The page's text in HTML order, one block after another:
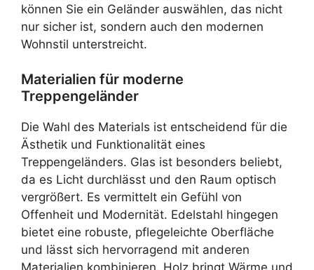
können Sie ein Geländer auswählen, das nicht
nur sicher ist, sondern auch den modernen
Wohnstil unterstreicht.
Materialien für moderne
Treppengeländer
Die Wahl des Materials ist entscheidend für die
Ästhetik und Funktionalität eines
Treppengeländers. Glas ist besonders beliebt,
da es Licht durchlässt und den Raum optisch
vergrößert. Es vermittelt ein Gefühl von
Offenheit und Modernität. Edelstahl hingegen
bietet eine robuste, pflegeleichte Oberfläche
und lässt sich hervorragend mit anderen
Materialien kombinieren. Holz bringt Wärme und